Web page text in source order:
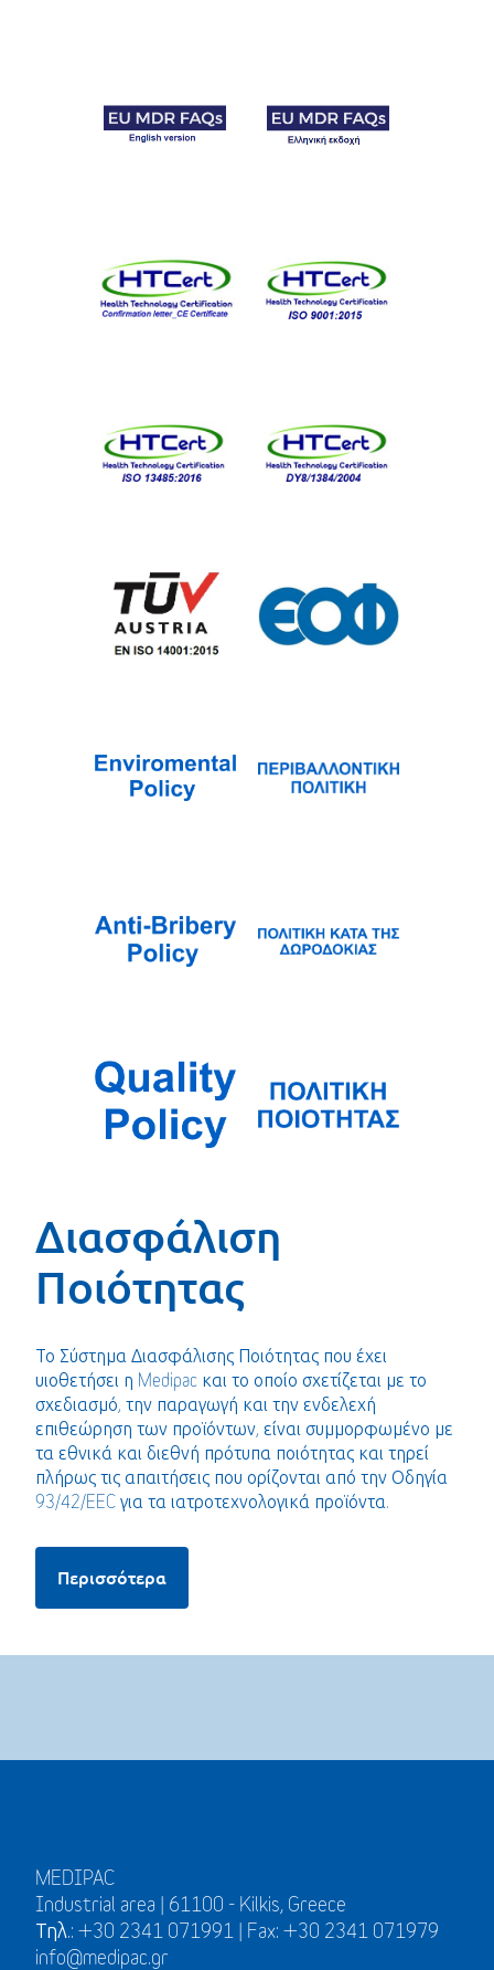
Διασφάλιση
Ποιότητας
Το Σύστημα Διασφάλισης Ποιότητας που έχει
υιοθετήσει η Medipac και το οποίο σχετίζεται με το
σχεδιασμό, την παραγωγή και την ενδελεχή
επιθεώρηση των προϊόντων, είναι συμμορφωμένο με
τα εθνικά και διεθνή πρότυπα ποιότητας και τηρεί
πλήρως τις απαιτήσεις που ορίζονται από την Οδηγία
93/42/EEC για τα ιατροτεχνολογικά προϊόντα.
Περισσότερα
MEDIPAC
Industrial area | 61100 - Kilkis, Greece
Τηλ.: +30 2341 071991 | Fax: +30 2341 071979
info@medipac.gr